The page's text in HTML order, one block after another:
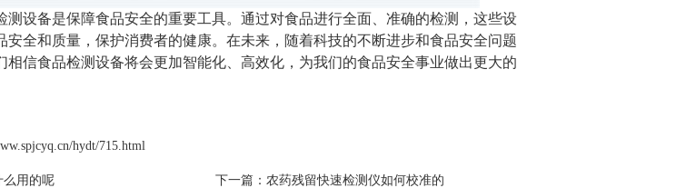
测设备是保障食品安全的重要工具。通过对食品进行全面、准确的检测，这些设
安全和质量，保护消费者的健康。在未来，随着科技的不断进步和食品安全问题
相信食品检测设备将会更加智能化、高效化，为我们的食品安全事业做出更大的
hydt/715.html
么用的呢 下一篇：农药残留快速检测仪如何校准的